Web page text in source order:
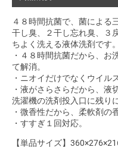
４８時間抗菌で、菌による
干し臭、２干し忘れ臭、３
ちよく洗える液体洗剤です。
・４８時間抗菌だから、お
て解消。
・ニオイだけでなくウイル
・液がさらさらだから、液
洗濯機の洗剤投入口に残り
・微香性だから、柔軟剤の
・すすぎ１回対応。
【単品サイズ】